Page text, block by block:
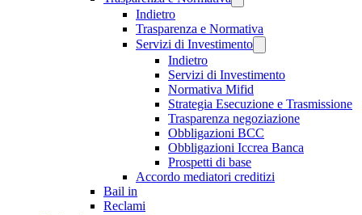
Indietro
Trasparenza e Normativa
Servizi di Investimento
Indietro
Servizi di Investimento
Normativa Mifid
Strategia Esecuzione e Trasmissione
Trasparenza negoziazione
Obbligazioni BCC
Obbligazioni Iccrea Banca
Prospetti di base
Accordo mediatori creditizi
Bail in
Reclami